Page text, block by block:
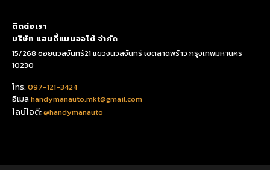
ติดต่อเรา
บริษัท แฮนดี้แมนออโต้ จำกัด
15/268 ซอยนวลจันทร์21 แขวงนวลจันทร์ เขตลาดพร้าว กรุงเทพมหานคร
10230
โทร:097-121-3424
อีเมลhandymanauto.mkt@gmail.com
ไลน์ไอดี:@handymanauto